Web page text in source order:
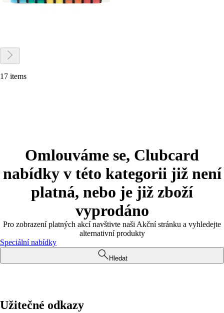
17 items
Omlouváme se, Clubcard
nabídky v této kategorii již není
platná, nebo je již zboží
vyprodáno
Pro zobrazení platných akcí navštivte naši Akční stránku a vyhledejte
alternativní produkty
Speciální nabídky
Hledat
Užitečné odkazy